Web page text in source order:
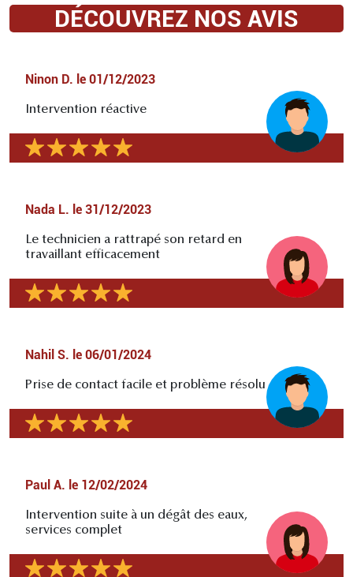
DÉCOUVREZ NOS AVIS
Ninon D. le 01/12/2023
Intervention réactive
Nada L. le 31/12/2023
Le technicien a rattrapé son retard en
travaillant efficacement
Nahil S. le 06/01/2024
Prise de contact facile et problème résolu
Paul A. le 12/02/2024
Intervention suite à un dégât des eaux,
services complet